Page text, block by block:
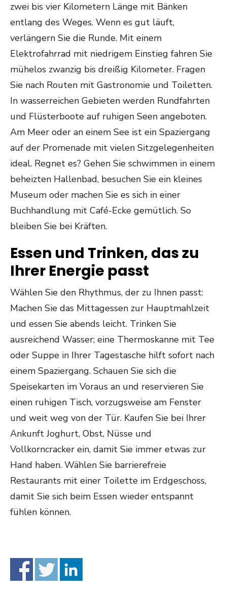
zwei bis vier Kilometern Länge mit Bänken
entlang des Weges. Wenn es gut läuft,
verlängern Sie die Runde. Mit einem
Elektrofahrrad mit niedrigem Einstieg fahren Sie
mühelos zwanzig bis dreißig Kilometer. Fragen
Sie nach Routen mit Gastronomie und Toiletten.
In wasserreichen Gebieten werden Rundfahrten
und Flüsterboote auf ruhigen Seen angeboten.
Am Meer oder an einem See ist ein Spaziergang
auf der Promenade mit vielen Sitzgelegenheiten
ideal. Regnet es? Gehen Sie schwimmen in einem
beheizten Hallenbad, besuchen Sie ein kleines
Museum oder machen Sie es sich in einer
Buchhandlung mit Café-Ecke gemütlich. So
bleiben Sie bei Kräften.
Essen und Trinken, das zu
Ihrer Energie passt
Wählen Sie den Rhythmus, der zu Ihnen passt:
Machen Sie das Mittagessen zur Hauptmahlzeit
und essen Sie abends leicht. Trinken Sie
ausreichend Wasser; eine Thermoskanne mit Tee
oder Suppe in Ihrer Tagestasche hilft sofort nach
einem Spaziergang. Schauen Sie sich die
Speisekarten im Voraus an und reservieren Sie
einen ruhigen Tisch, vorzugsweise am Fenster
und weit weg von der Tür. Kaufen Sie bei Ihrer
Ankunft Joghurt, Obst, Nüsse und
Vollkorncracker ein, damit Sie immer etwas zur
Hand haben. Wählen Sie barrierefreie
Restaurants mit einer Toilette im Erdgeschoss,
damit Sie sich beim Essen wieder entspannt
fühlen können.